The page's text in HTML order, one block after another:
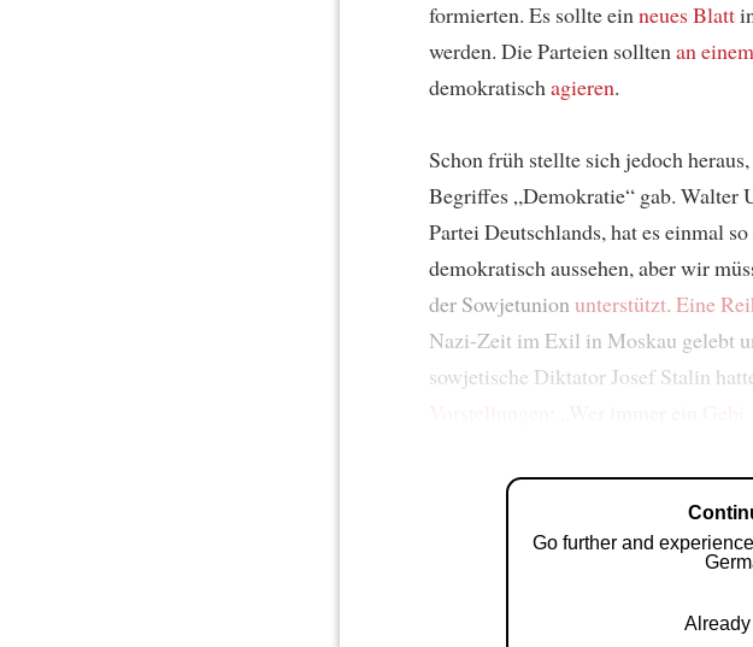
formierten. Es sollte einneues Blatt
werden. Die Parteien solltenan
demokratischagieren.
Schon früh stellte sich jedoch
Begriffes „Demokratie“ gab. Walter
Partei Deutschlands, hat es einmal so
demokratisch aussehen, aber wir
der Sowjetunion unterstützt. Eine
Nazi-Zeit im Exil in Moskau gelebt
sowjetische Diktator Josef Stalin
Go further and